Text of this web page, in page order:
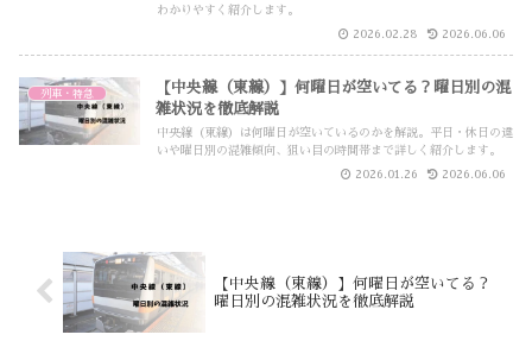
わかりやすく紹介します。
2026.02.28 2026.06.06
列車・特急
【中央線（東線）】何曜日が空いてる？曜日別の混
雑状況を徹底解説
中央線（東線）は何曜日が空いているのかを解説。平日・休日の違
いや曜日別の混雑傾向、狙い目の時間帯まで詳しく紹介します。
2026.01.26 2026.06.06
【中央線（東線）】何曜日が空いてる？
曜日別の混雑状況を徹底解説